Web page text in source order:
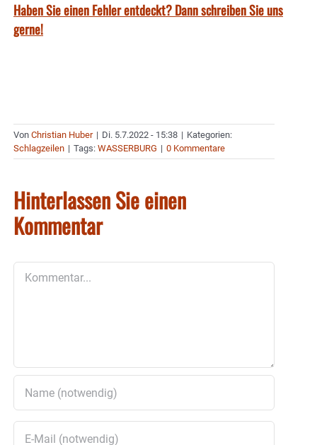
Haben Sie einen Fehler entdeckt? Dann schreiben Sie uns
gerne!
Von Christian Huber | Di. 5.7.2022 - 15:38 | Kategorien:
Schlagzeilen | Tags: WASSERBURG | 0 Kommentare
Hinterlassen Sie einen
Kommentar